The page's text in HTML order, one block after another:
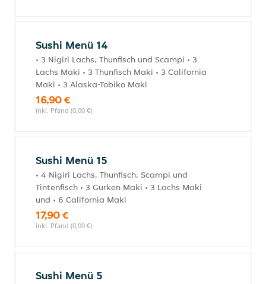
Sushi Menü 14
• 3 Nigiri Lachs, Thunfisch und Scampi • 3
Lachs Maki • 3 Thunfisch Maki • 3 California
Maki • 3 Alaska-Tobiko Maki
16,90 €
inkl. Pfand (0,00 €)
Sushi Menü 15
• 4 Nigiri Lachs, Thunfisch, Scampi und
Tintenfisch • 3 Gurken Maki • 3 Lachs Maki
und • 6 California Maki
17,90 €
inkl. Pfand (0,00 €)
Sushi Menü 5